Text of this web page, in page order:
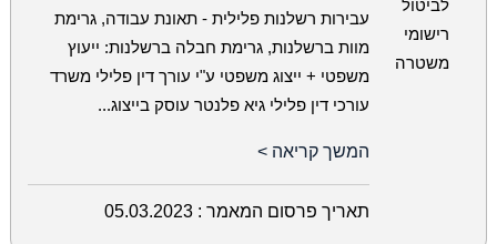
עבירות רשלנות פלילית - תאונת עבודה, גרימת
מוות ברשלנות, גרימת חבלה ברשלנות: ייעוץ
משפטי + ייצוג משפטי ע"י עורך דין פלילי משרד
עורכי דין פלילי גיא פלנטר עוסק בייצוג...
המשך קריאה >
תאריך פרסום המאמר : 05.03.2023